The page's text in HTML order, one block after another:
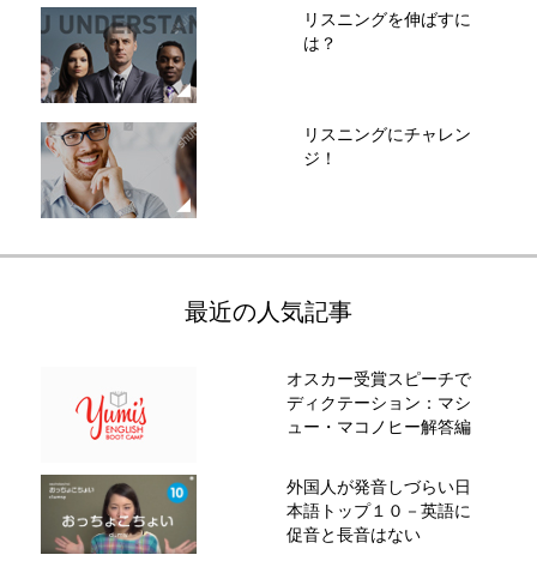
リスニングを伸ばすに
は？
リスニングにチャレン
ジ！
最近の人気記事
オスカー受賞スピーチで
ディクテーション：マシ
ュー・マコノヒー解答編
外国人が発音しづらい日
本語トップ１０－英語に
促音と長音はない